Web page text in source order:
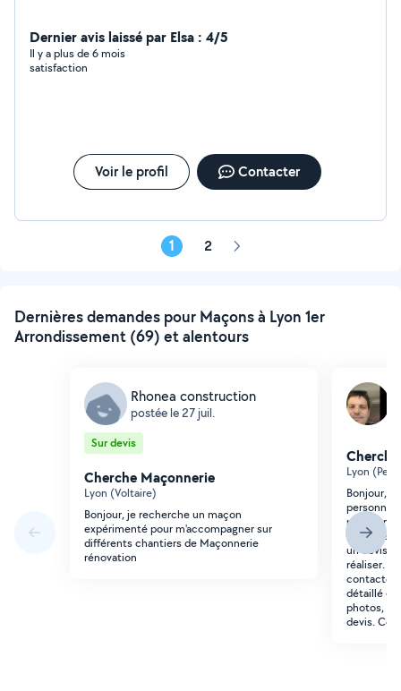
Dernier avis laissé par Elsa : 4/5
Il y a plus de 6 mois
satisfaction
Voir le profil Contacter
1 2 Page
Dernières demandes pour Maçons à Lyon 1er
Arrondissement (69) et alentours
Rhonea construction
postée le 27 juil.
Sur devis
Cherche Maçonnerie
Lyon (Voltaire)
Bonjour, je recherche un maçon
expérimenté pour m'accompagner sur
différents chantiers de Maçonnerie
rénovation
Lyon
Bonjour,
personne
petits
route de
un devis
réaliser.
contacter.
détaillé
photos,
devis.